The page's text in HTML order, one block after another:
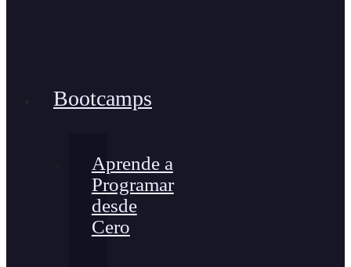
Bootcamps
Aprende a
Programar
desde
Cero